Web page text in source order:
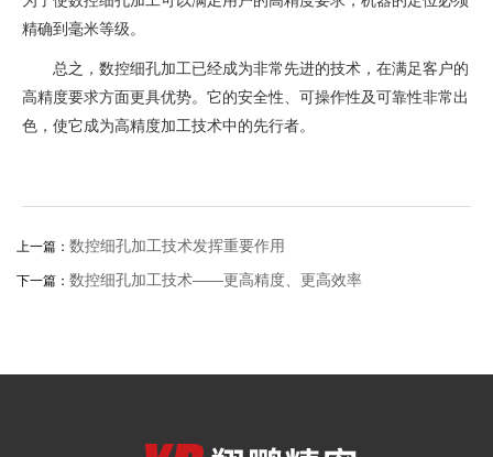
精确到毫米等级。
总之，数控细孔加工已经成为非常先进的技术，在满足客户的
高精度要求方面更具优势。它的安全性、可操作性及可靠性非常出
色，使它成为高精度加工技术中的先行者。
上一篇： 数控细孔加工技术发挥重要作用
下一篇： 数控细孔加工技术――更高精度、更高效率